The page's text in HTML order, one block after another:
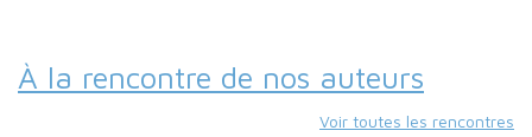
À la rencontre de nos auteurs
Voir toutes les rencontres